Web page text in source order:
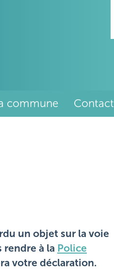
commune Contact
un objet sur la voie
rendre à la Police
votre déclaration.